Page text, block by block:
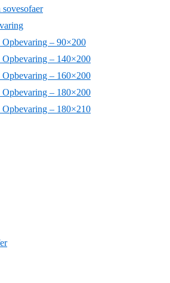
Opbevaring – 90×200
Opbevaring – 140×200
Opbevaring – 160×200
Opbevaring – 180×200
Opbevaring – 180×210